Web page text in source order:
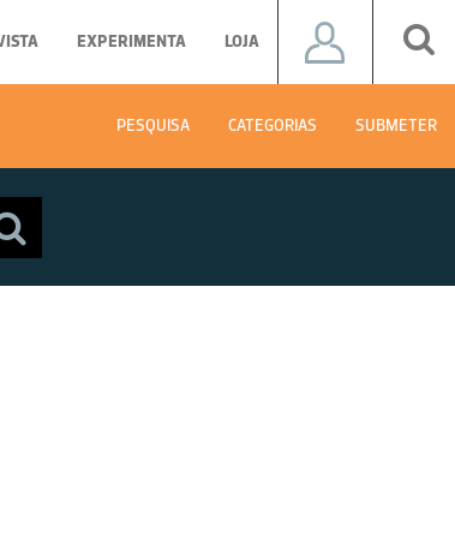
EXPERIMENTA LOJA
PESQUISA CATEGORIAS SUBMETER